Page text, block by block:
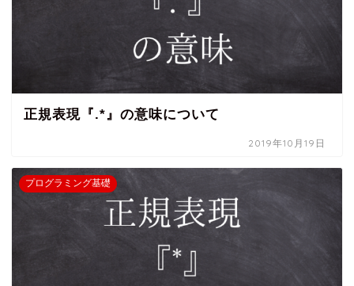
正規表現『.*』の意味について
2019年10月19日
プログラミング基礎